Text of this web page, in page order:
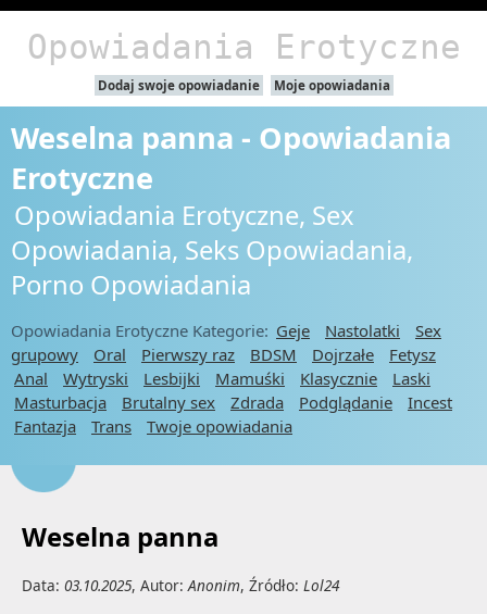
Opowiadania Erotyczne
Dodaj swoje opowiadanie Moje opowiadania
Weselna panna - Opowiadania
Erotyczne
Opowiadania Erotyczne, Sex
Opowiadania, Seks Opowiadania,
Porno Opowiadania
Opowiadania Erotyczne Kategorie: Geje Nastolatki
Sex
grupowy
Oral Pierwszy raz BDSM Dojrzałe
Fetysz
Anal
Wytryski Lesbijki Mamuśki Klasycznie
Laski
Masturbacja
Brutalny sex Zdrada Podglądanie
Incest
Fantazja
Trans Twoje opowiadania
Weselna panna
Data: 03.10.2025, Autor:Anonim, Źródło: Lol24